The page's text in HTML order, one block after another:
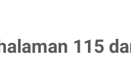
115